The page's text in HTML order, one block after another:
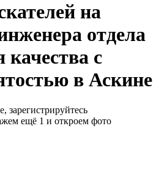
на
отдела
качества с
в Аскине
зарегистрируйтесь
ещё 1 и откроем фото